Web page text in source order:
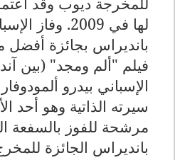
لها في 2009
. وفاز
بانديراس بجائزة
فيلم "ألم ومجد" (بين
الإسباني بيدرو
سيرته الذاتية وهو أحد
مرشحة للفوز بالسفعة
بانديراس الجائزة